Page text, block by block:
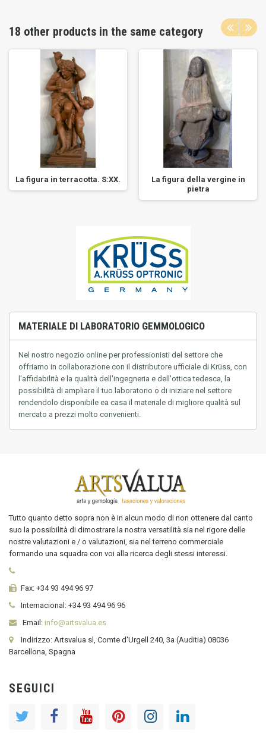
18 other products in the same category
La figura in terracotta. S:XX.
La figura della vergine in
pietra
MATERIALE DI LABORATORIO GEMMOLOGICO
Nel nostro negozio online per professionisti del settore che
offriamo in collaborazione con il distributore ufficiale di Krüss, con
l'affidabilità e la qualità dell'ingegneria e dell'ottica tedesca, la
possibilità di ampliare il tuo laboratorio o di iniziare nel settore
rendendolo disponibile ea casa il materiale di migliore qualità sul
mercato a prezzi molto convenienti.
Tutto quanto detto sopra non è in alcun modo di non ottenere dal canto
suo la possibilità di dimostrare la nostra versatilità sia nel rigore delle
nostre valutazioni e / o valutazioni, sia nel terreno commerciale
formando una squadra con voi alla ricerca degli stessi interessi.
Fax: +34 93 494 96 97
Internacional: +34 93 494 96 96
Email: info@artsvalua.es
Indirizzo: Artsvalua sl, Comte d'Urgell 240, 3a (Auditia) 08036
Barcellona, Spagna
SEGUICI